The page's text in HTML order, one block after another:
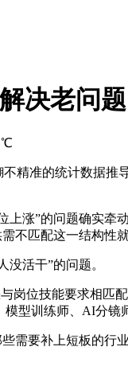
决老问
℃
精准的统计数据
上涨”的问题确实
不匹配这一结构性
没活干”的问题。
岗位技能要求相
型训练师、AI分镜
需要补上短板的